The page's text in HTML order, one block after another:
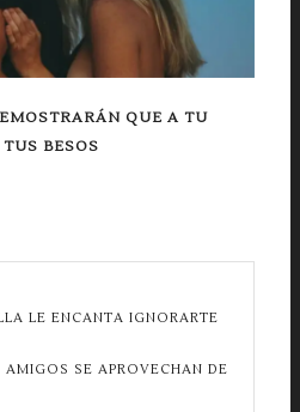
QUE A TU
BESOS
LE ENCANTA IGNORARTE
AMIGOS SE APROVECHAN DE